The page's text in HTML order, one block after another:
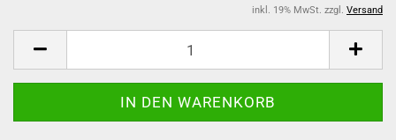
inkl. 19% MwSt. zzgl. Versand